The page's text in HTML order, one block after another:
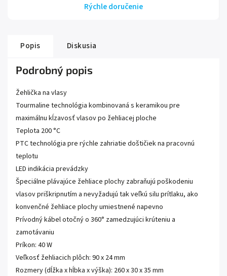
Rýchle doručenie
Popis Diskusia
Podrobný popis
Žehlička na vlasy
Tourmaline technológia kombinovaná s keramikou pre
maximálnu kĺzavosť vlasov po žehliacej ploche
Teplota 200 °C
PTC technológia pre rýchle zahriatie doštičiek na pracovnú
teplotu
LED indikácia prevádzky
Špeciálne plávajúce žehliace plochy zabraňujú poškodeniu
vlasov priškripnutím a nevyžadujú tak veľkú silu prítlaku, ako
konvenčné žehliace plochy umiestnené napevno
Prívodný kábel otočný o 360° zamedzujúci krúteniu a
zamotávaniu
Príkon: 40 W
Veľkosť žehliacich plôch: 90 x 24 mm
Rozmery (dĺžka x hĺbka x výška): 260 x 30 x 35 mm